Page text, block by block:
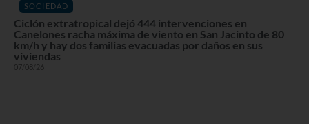
SOCIEDAD
Ciclón extratropical dejó 444 intervenciones en
Canelones racha máxima de viento en San Jacinto de 80
km/h y hay dos familias evacuadas por daños en sus
viviendas
07/08/26